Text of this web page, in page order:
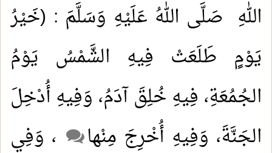
اللهِ صَلَّى اللهُ عَلَيْهِ وَسَلَّمَ : (خَيْرُ
يَوْمٍ طَلَعَتْ فِيهِ الشَّمْسُ يَوْمُ
الجُمُعَةِ، فِيهِ خُلِقَ آدَمُ، وَفِيهِ أُدْخِلَ
الجَنَّةَ، وَفِيهِ أُخْرِجَ مِنْها
، وَفِي